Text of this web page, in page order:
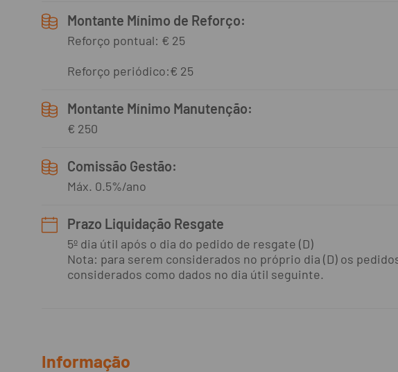
Montante Mínimo de Reforço:
Reforço pontual: € 25
Reforço periódico:€ 25
Montante Mínimo Manutenção:
€ 250
Comissão Gestão:
Máx. 0.5%/ano
Prazo Liquidação Resgate
5º dia útil após o dia do pedido de resgate (D)
Nota: para serem considerados no próprio dia (D) os
considerados como dados no dia útil seguinte.
Informação